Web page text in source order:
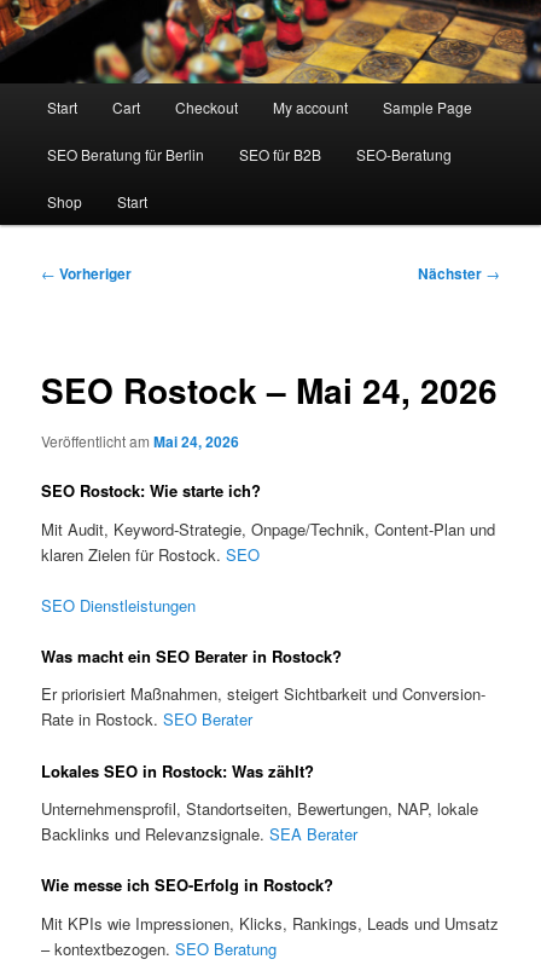
Start Cart Checkout My account Sample Page
SEO Beratung für Berlin SEO für B2B SEO-Beratung
Shop Start
Beitragsnavigation
← Vorheriger Nächster →
SEO Rostock – Mai 24, 2026
Veröffentlicht amMai 24, 2026
SEO Rostock: Wie starte ich?
Mit Audit, Keyword-Strategie, Onpage/Technik, Content-Plan und
klaren Zielen für Rostock.SEO
SEO Dienstleistungen
Was macht ein SEO Berater in Rostock?
Er priorisiert Maßnahmen, steigert Sichtbarkeit und Conversion-
Rate in Rostock.SEO Berater
Lokales SEO in Rostock: Was zählt?
Unternehmensprofil, Standortseiten, Bewertungen, NAP, lokale
Backlinks und Relevanzsignale.SEA Berater
Wie messe ich SEO-Erfolg in Rostock?
Mit KPIs wie Impressionen, Klicks, Rankings, Leads und Umsatz
– kontextbezogen.SEO Beratung